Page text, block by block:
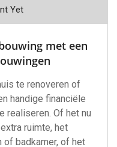
Yet
met een
te renoveren of
handige financiële
realiseren. Of het nu
ruimte, het
of badkamer, of het